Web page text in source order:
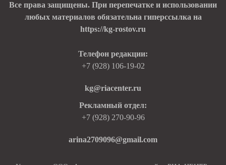
Все права защищены. При перепечатке и использовании
любых материалов обязательна гиперссылка на
https://kg-rostov.ru
Телефон редакции:
+7 (928) 106-19-02
kg@riacenter.ru
Рекламный отдел:
+7 (928) 270-90-96
arina2709096@gmail.com